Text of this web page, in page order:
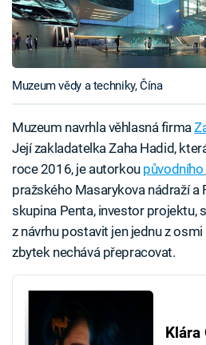
Muzeum vědy a techniky, Čína
Muzeum navrhla věhlasná firma
Její zakladatelka Zaha Hadid,
roce 2016, je autorkou
pražského Masarykova nádraží a
skupina Penta, investor projektu,
z návrhu postavit jen jednu z
zbytek nechává přepracovat.
Klára